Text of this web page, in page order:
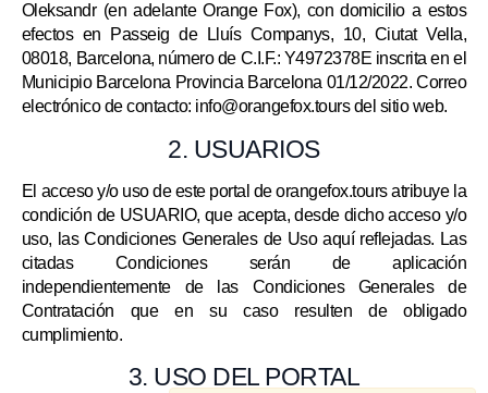
Oleksandr (en adelante Orange Fox), con domicilio a estos
efectos en Passeig de Lluís Companys, 10, Ciutat Vella,
08018, Barcelona, número de C.I.F.: Y4972378E inscrita en el
Municipio Barcelona Provincia Barcelona 01/12/2022. Correo
electrónico de contacto: info@orangefox.tours del sitio web.
2. USUARIOS
El acceso y/o uso de este portal de orangefox.tours atribuye la
condición de USUARIO, que acepta, desde dicho acceso y/o
uso, las Condiciones Generales de Uso aquí reflejadas. Las
citadas Condiciones serán de aplicación
independientemente de las Condiciones Generales de
Contratación que en su caso resulten de obligado
cumplimiento.
3. USO DEL PORTAL